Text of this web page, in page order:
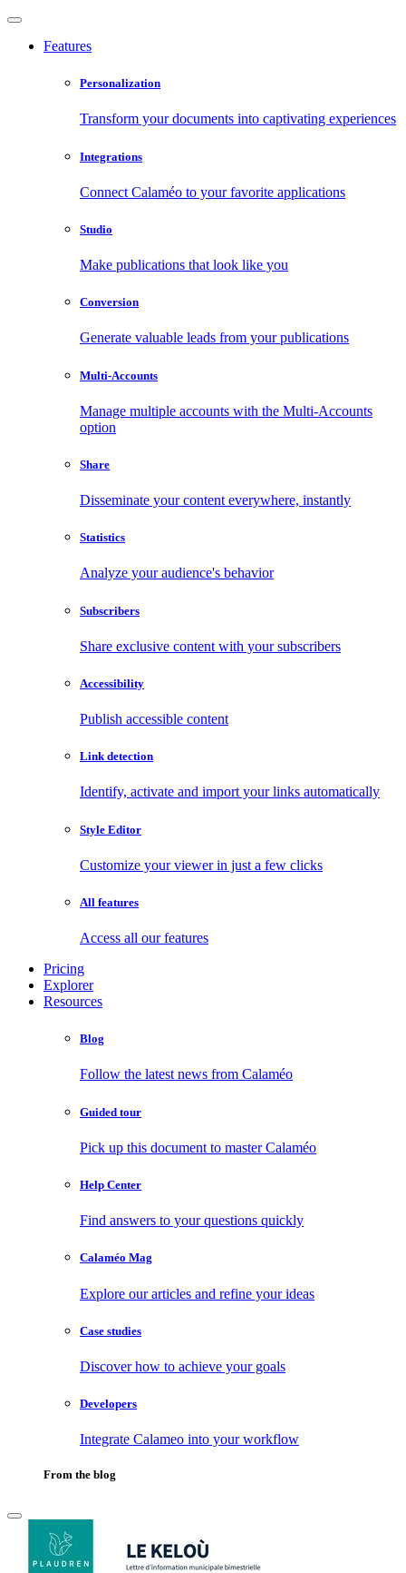
Features
Personalization
Transform your documents into captivating experiences
Integrations
Connect Calaméo to your favorite applications
Studio
Make publications that look like you
Conversion
Generate valuable leads from your publications
Multi-Accounts
Manage multiple accounts with the Multi-Accounts
option
Share
Disseminate your content everywhere, instantly
Statistics
Analyze your audience's behavior
Subscribers
Share exclusive content with your subscribers
Accessibility
Publish accessible content
Link detection
Identify, activate and import your links automatically
Style Editor
Customize your viewer in just a few clicks
All features
Access all our features
Pricing
Explorer
Resources
Blog
Follow the latest news from Calaméo
Guided tour
Pick up this document to master Calaméo
Help Center
Find answers to your questions quickly
Calaméo Mag
Explore our articles and refine your ideas
Case studies
Discover how to achieve your goals
Developers
Integrate Calameo into your workflow
From the blog